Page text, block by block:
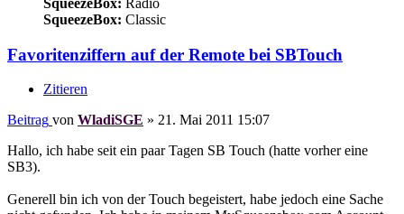
SqueezeBox: Radio
SqueezeBox: Classic
Favoritenziffern auf der Remote bei SBTouch
Zitieren
Beitrag von WladiSGE » 21. Mai 2011 15:07
Hallo, ich habe seit ein paar Tagen SB Touch (hatte vorher eine
SB3).
Generell bin ich von der Touch begeistert, habe jedoch eine Sache